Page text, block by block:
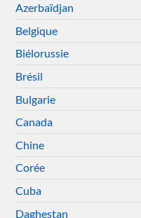
Azerbaïdjan
Belgique
Biélorussie
Brésil
Bulgarie
Canada
Chine
Corée
Cuba
Daghestan